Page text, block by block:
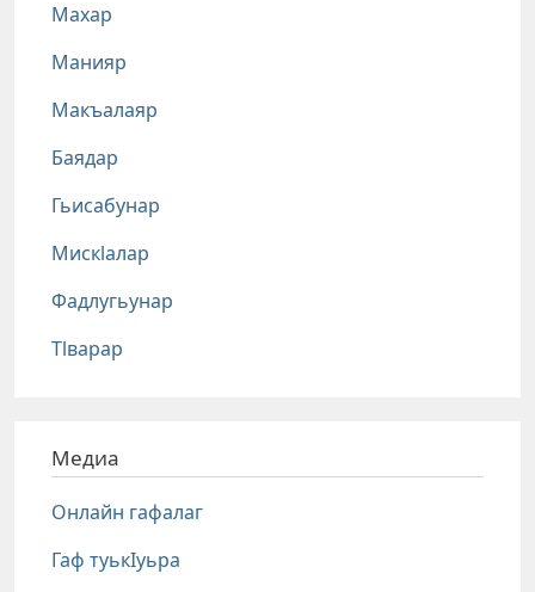
Махар
Манияр
Макъалаяр
Баядар
Гьисабунар
Мискlалар
Фадлугьунар
Тlварар
Медиа
Онлайн гафалаг
Гаф туькIуьра